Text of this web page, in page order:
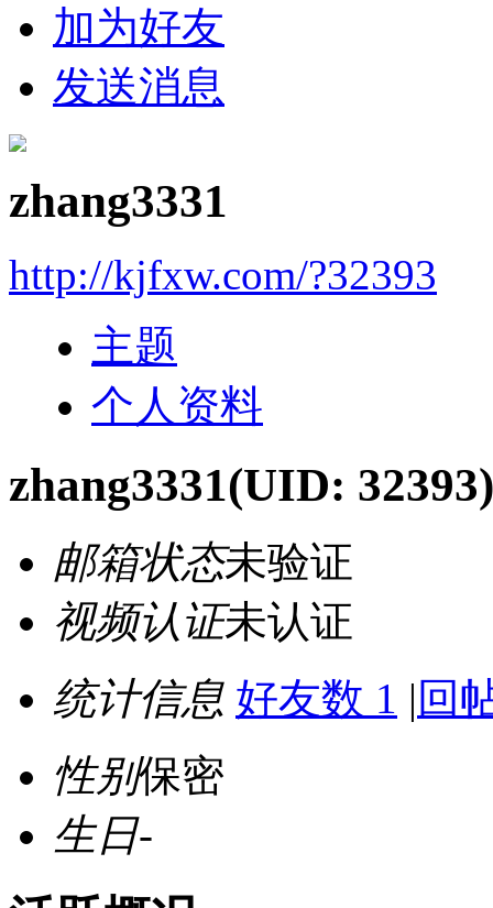
加为好友
发送消息
zhang3331
http://kjfxw.com/?32393
主题
个人资料
zhang3331(UID: 32393)
邮箱状态未验证
视频认证未认证
统计信息 好友数 1 | 回
性别保密
生日-